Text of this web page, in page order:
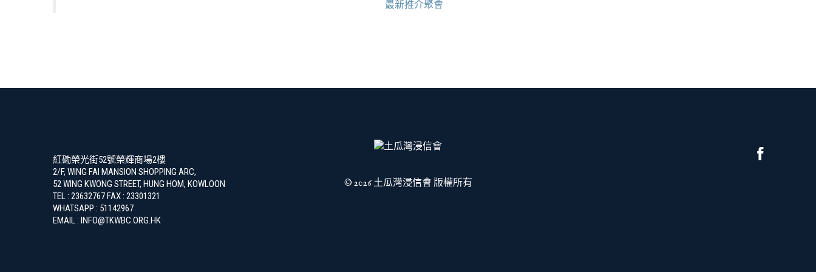
最新推介聚會
紅磡榮光街52號榮輝商場2樓
2/F, WING FAI MANSION SHOPPING ARC,
52 WING KWONG STREET, HUNG HOM, KOWLOON
TEL : 23632767 FAX : 23301321
WHATSAPP : 51142967
EMAIL : INFO@TKWBC.ORG.HK
© 2026 土瓜灣浸信會 版權所有